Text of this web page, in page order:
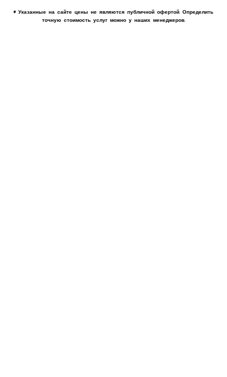
* Указанные на сайте цены не являются публичной офертой. Определить
точную стоимость услуг можно у наших менеджеров.